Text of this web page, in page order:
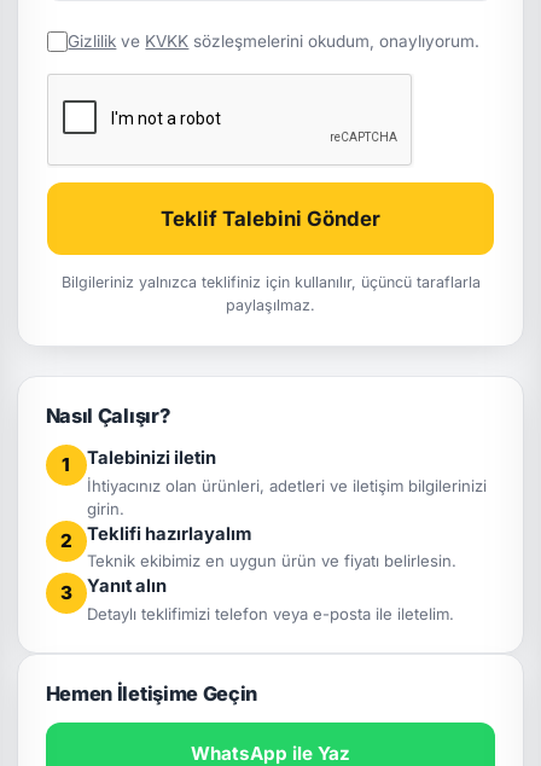
Gizlilik ve KVKK sözleşmelerini okudum, onaylıyorum.
Teklif Talebini Gönder
Bilgileriniz yalnızca teklifiniz için kullanılır, üçüncü taraflarla
paylaşılmaz.
Nasıl Çalışır?
1 Talebinizi iletin
İhtiyacınız olan ürünleri, adetleri ve iletişim bilgilerinizi
girin.
2 Teklifi hazırlayalım
Teknik ekibimiz en uygun ürün ve fiyatı belirlesin.
3 Yanıt alın
Detaylı teklifimizi telefon veya e-posta ile iletelim.
Hemen İletişime Geçin
WhatsApp ile Yaz